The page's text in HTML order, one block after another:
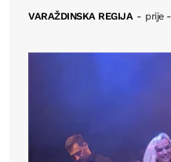
VARAŽDINSKA REGIJA - prije